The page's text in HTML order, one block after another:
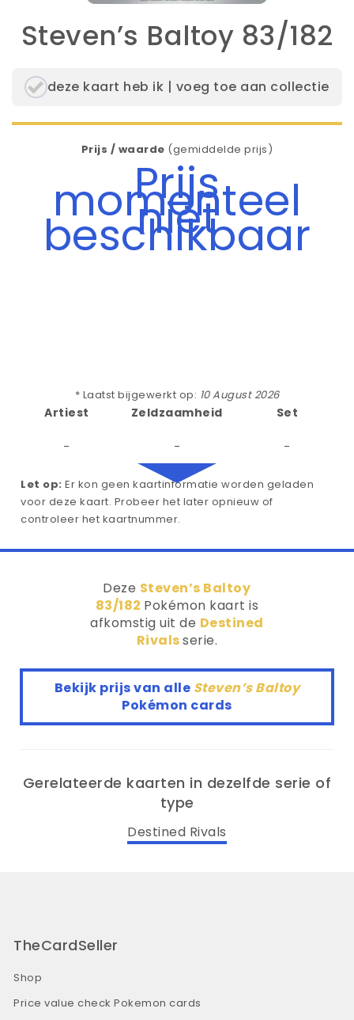
Steven’s Baltoy 83/182
deze kaart heb ik | voeg toe aan collectie
Prijs / waarde (gemiddelde prijs)
Prijs
momenteel
niet
beschikbaar
* Laatst bijgewerkt op: 10 August 2026
Artiest
-
Zeldzaamheid
-
Set
-
Let op: Er kon geen kaartinformatie worden geladen
voor deze kaart. Probeer het later opnieuw of
controleer het kaartnummer.
Deze Steven’s Baltoy
83/182 Pokémon kaart is
afkomstig uit de Destined
Rivalsserie.
Bekijk prijs van alle Steven’s Baltoy
Pokémon cards
Gerelateerde kaarten in dezelfde serie of
type
Destined Rivals
TheCardSeller
Shop
Price value check Pokemon cards